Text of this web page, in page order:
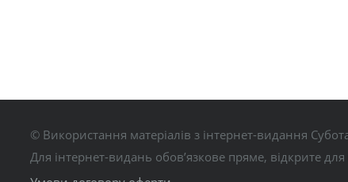
© Використання матеріалів з інтернет-видання
Для інтернет-видань обов’язкове пряме, відкрите